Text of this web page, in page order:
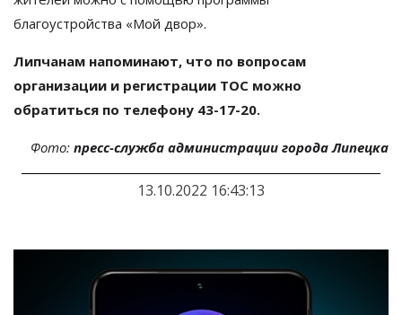
благоустройства «Мой двор».
Липчанам напоминают, что по вопросам
организации и регистрации ТОС можно
обратиться по телефону 43-17-20.
Фото: пресс-служба администрации города Липецка
13.10.2022 16:43:13